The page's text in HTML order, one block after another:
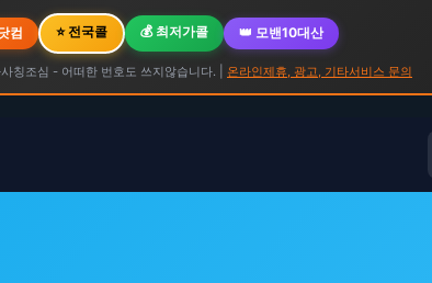
컴 ⭐ 전국콜 💰 최저가콜 👑 모밴10대산
칭조심 - 어떠한 번호도 쓰지않습니다. | 온라인제휴, 광고, 기타서비스 문의